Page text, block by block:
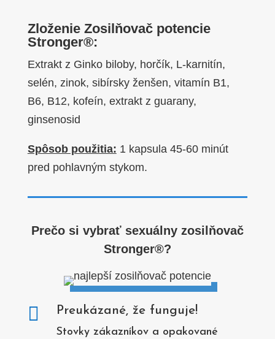
Zloženie Zosilňovač potencie
Stronger®:
Extrakt z Ginko biloby, horčík, L-karnitín,
selén, zinok, sibírsky ženšen, vitamín B1,
B6, B12, kofeín, extrakt z guarany,
ginsenosid
Spôsob použitia: 1 kapsula 45-60 minút
pred pohlavným stykom.
Prečo si vybrať sexuálny zosilňovač
Stronger®?
 Preukázané, že funguje!
Stovky zákazníkov a opakované